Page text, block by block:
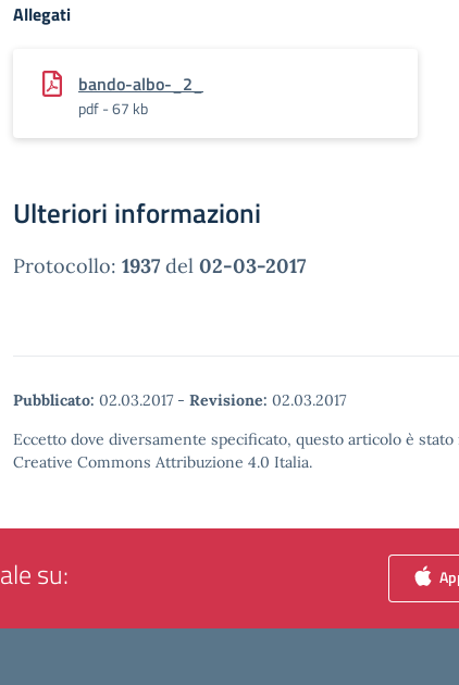
Allegati
bando-albo-_2_
pdf - 67 kb
Ulteriori informazioni
Protocollo: 1937 del 02-03-2017
Pubblicato: 02.03.2017 - Revisione: 02.03.2017
Eccetto dove diversamente specificato, questo articolo è
Creative Commons Attribuzione 4.0 Italia.
su: